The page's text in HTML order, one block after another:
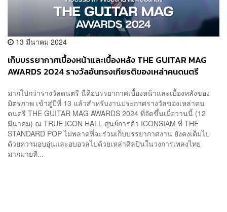
13 มีนาคม 2024
เก็บบรรยากาศเบื้องหน้าและเบื้องหลัง THE GUITAR MAG
AWARDS 2024 รางวัลอันทรงเกียรติของเหล่าคนดนตรี
มากไปกว่ารางวัลดนตรี นี่คือบรรยากาศเบื้องหน้าและเบื้องหลังของ
มิตรภาพ เข้าสู่ปีที่ 13 แล้วสำหรับงานประกาศรางวัลของเหล่าคน
ดนตรี THE GUITAR MAG AWARDS 2024 ที่จัดขึ้นเมื่อวานนี้ (12
มีนาคม) ณ TRUE ICON HALL ศูนย์การค้า ICONSIAM ที่ THE
STANDARD POP ไม่พลาดที่จะร่วมเก็บบรรยากาศงาน ยังคงเต็มไป
ด้วยความอบอุ่นและอบอวลไปด้วยเหล่าศิลปินในวงการเพลงไทย
มากมายที...